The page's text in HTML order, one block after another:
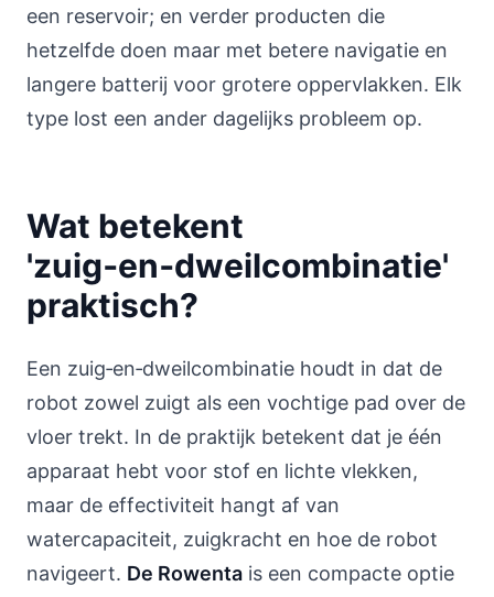
een reservoir; en verder producten die
hetzelfde doen maar met betere navigatie en
langere batterij voor grotere oppervlakken. Elk
type lost een ander dagelijks probleem op.
Wat betekent
'zuig‑en‑dweilcombinatie'
praktisch?
Een zuig‑en‑dweilcombinatie houdt in dat de
robot zowel zuigt als een vochtige pad over de
vloer trekt. In de praktijk betekent dat je één
apparaat hebt voor stof en lichte vlekken,
maar de effectiviteit hangt af van
watercapaciteit, zuigkracht en hoe de robot
navigeert. De Rowenta is een compacte optie